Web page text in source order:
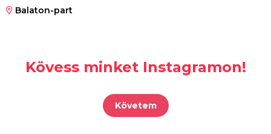
Balaton-part
Kövess minket Instagramon!
Követem